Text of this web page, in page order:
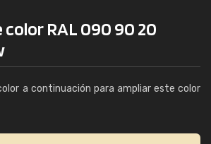
color RAL 090 90 20
a continuación para ampliar este color